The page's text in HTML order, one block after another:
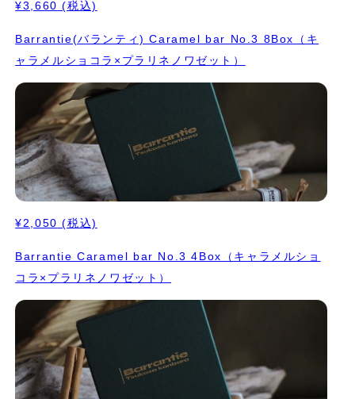
¥3,660 (税込)
Barrantie(バランティ) Caramel bar No.3 8Box（キ
ャラメルショコラ×プラリネノワゼット）
¥2,050 (税込)
Barrantie Caramel bar No.3 4Box（キャラメルショ
コラ×プラリネノワゼット）